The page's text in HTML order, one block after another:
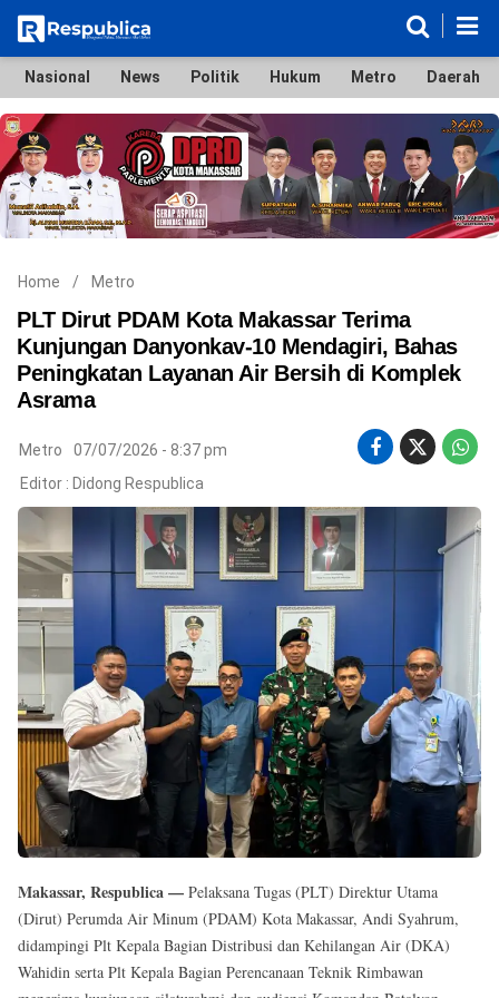
Nasional
News
Politik
Hukum
Metro
Daerah
Ekonomi & Bisnis
Lifestyle
Otomotif
Bola & Sport
Edukasi
Tokoh
Hiburan
©
Copyright
.
Right
Nasional News Politik Hukum Metro Daerah
Home / Metro
PLT Dirut PDAM Kota Makassar Terima
Kunjungan Danyonkav-10 Mendagiri, Bahas
Peningkatan Layanan Air Bersih di Komplek
Asrama
Metro
07/07/2026 - 8:37 pm
Editor : Didong Respublica
Makassar, Respublica — Pelaksana Tugas (PLT) Direktur Utama
(Dirut) Perumda Air Minum (PDAM) Kota Makassar, Andi Syahrum,
didampingi Plt Kepala Bagian Distribusi dan Kehilangan Air (DKA)
Wahidin serta Plt Kepala Bagian Perencanaan Teknik Rimbawan